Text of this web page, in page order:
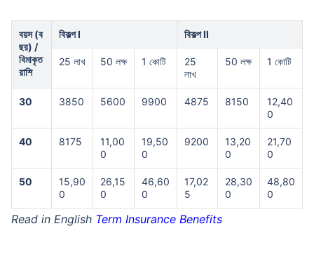
বয়স (ব
ছর) /
বিমাকৃত
রাশি
বিকল্প I বিকল্প II
25 লাখ 50 লক্ষ 1 কোটি
25
লাখ
50 লক্ষ 1 কোটি
30 3850 5600 9900 4875 8150
12,40
0
40 8175
11,00
0
19,50
0
9200
13,20
0
21,70
0
50
15,90
0
26,15
0
46,60
0
17,02
5
28,30
0
48,80
0
Read in English Term Insurance Benefits